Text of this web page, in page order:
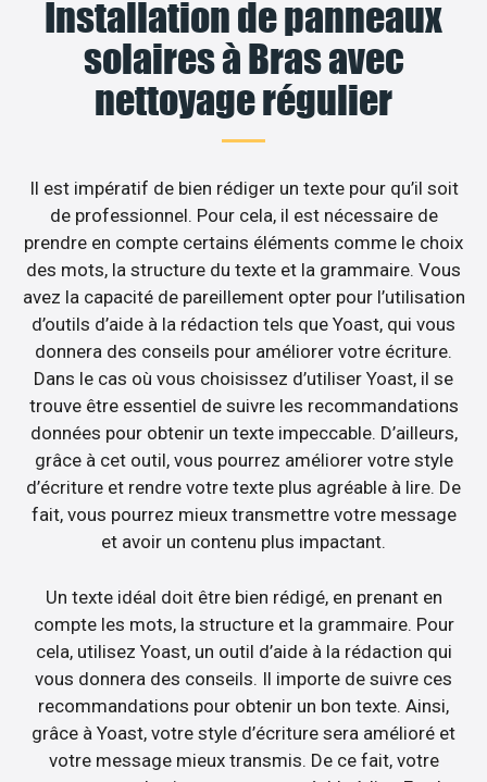
Installation de panneaux
solaires à Bras avec
nettoyage régulier
Il est impératif de bien rédiger un texte pour qu’il soit
de professionnel. Pour cela, il est nécessaire de
prendre en compte certains éléments comme le choix
des mots, la structure du texte et la grammaire. Vous
avez la capacité de pareillement opter pour l’utilisation
d’outils d’aide à la rédaction tels que Yoast, qui vous
donnera des conseils pour améliorer votre écriture.
Dans le cas où vous choisissez d’utiliser Yoast, il se
trouve être essentiel de suivre les recommandations
données pour obtenir un texte impeccable. D’ailleurs,
grâce à cet outil, vous pourrez améliorer votre style
d’écriture et rendre votre texte plus agréable à lire. De
fait, vous pourrez mieux transmettre votre message
et avoir un contenu plus impactant.
Un texte idéal doit être bien rédigé, en prenant en
compte les mots, la structure et la grammaire. Pour
cela, utilisez Yoast, un outil d’aide à la rédaction qui
vous donnera des conseils. Il importe de suivre ces
recommandations pour obtenir un bon texte. Ainsi,
grâce à Yoast, votre style d’écriture sera amélioré et
votre message mieux transmis. De ce fait, votre